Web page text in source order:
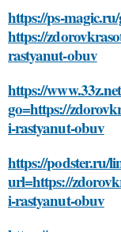
https://ps-
https://
rastyanut-obuv
https://
go=https://
i-rastyanut-obuv
https://podster.ru/
url=https://
i-rastyanut-obuv